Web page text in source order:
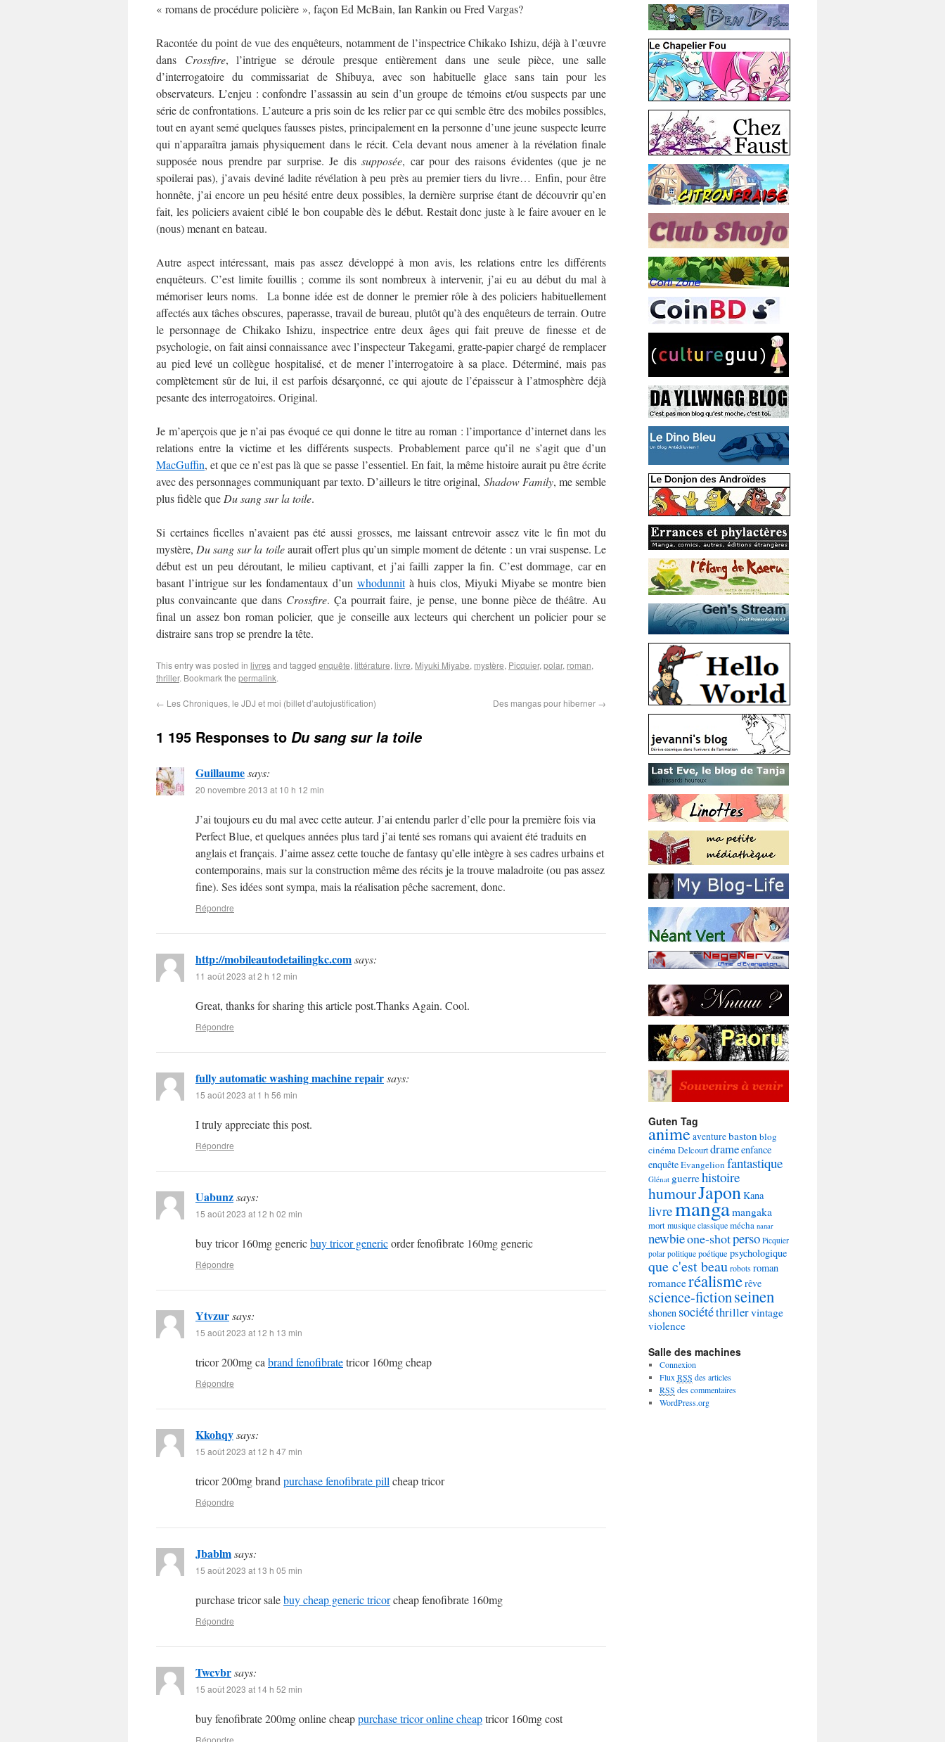
« romans de procédure policière », façon Ed McBain, Ian Rankin ou Fred Vargas?
Racontée du point de vue des enquêteurs, notamment de l’inspectrice Chikako Ishizu, déjà à l’œuvre
dans Crossfire, l’intrigue se déroule presque entièrement dans une seule pièce, une salle
d’interrogatoire du commissariat de Shibuya, avec son habituelle glace sans tain pour les
observateurs. L’enjeu : confondre l’assassin au sein d’un groupe de témoins et/ou suspects par une
série de confrontations. L’auteure a pris soin de les relier par ce qui semble être des mobiles possibles,
tout en ayant semé quelques fausses pistes, principalement en la personne d’une jeune suspecte leurre
qui n’apparaîtra jamais physiquement dans le récit. Cela devant nous amener à la révélation finale
supposée nous prendre par surprise. Je dissupposée, car pour des raisons évidentes (que je ne
spoilerai pas), j’avais deviné ladite révélation à peu près au premier tiers du livre… Enfin, pour être
honnête, j’ai encore un peu hésité entre deux possibles, la dernière surprise étant de découvrir qu’en
fait, les policiers avaient ciblé le bon coupable dès le début. Restait donc juste à le faire avouer en le
(nous) menant en bateau.
Autre aspect intéressant, mais pas assez développé à mon avis, les relations entre les différents
enquêteurs. C’est limite fouillis ; comme ils sont nombreux à intervenir, j’ai eu au début du mal à
mémoriser leurs noms. La bonne idée est de donner le premier rôle à des policiers habituellement
affectés aux tâches obscures, paperasse, travail de bureau, plutôt qu’à des enquêteurs de terrain. Outre
le personnage de Chikako Ishizu, inspectrice entre deux âges qui fait preuve de finesse et de
psychologie, on fait ainsi connaissance avec l’inspecteur Takegami, gratte-papier chargé de remplacer
au pied levé un collègue hospitalisé, et de mener l’interrogatoire à sa place. Déterminé, mais pas
complètement sûr de lui, il est parfois désarçonné, ce qui ajoute de l’épaisseur à l’atmosphère déjà
pesante des interrogatoires. Original.
Je m’aperçois que je n’ai pas évoqué ce qui donne le titre au roman : l’importance d’internet dans les
relations entre la victime et les différents suspects. Probablement parce qu’il ne s’agit que d’un
MacGuffin, et que ce n’est pas là que se passe l’essentiel. En fait, la même histoire aurait pu être écrite
avec des personnages communiquant par texto. D’ailleurs le titre original, Shadow Family, me semble
plus fidèle que Du sang sur la toile.
Si certaines ficelles n’avaient pas été aussi grosses, me laissant entrevoir assez vite le fin mot du
mystère, Du sang sur la toileaurait offert plus qu’un simple moment de détente : un vrai suspense. Le
début est un peu déroutant, le milieu captivant, et j’ai failli zapper la fin. C’est dommage, car en
basant l’intrigue sur les fondamentaux d’un whodunnità huis clos, Miyuki Miyabe se montre bien
plus convaincante que dans Crossfire. Ça pourrait faire, je pense, une bonne pièce de théâtre. Au
final un assez bon roman policier, que je conseille aux lecteurs qui cherchent un policier pour se
distraire sans trop se prendre la tête.
This entry was posted in livresand tagged enquête, littérature, livre, Miyuki Miyabe, mystère, Picquier, polar, roman,
thriller. Bookmark the permalink.
← Les Chroniques, le JDJ et moi (billet d’autojustification) Des mangas pour hiberner →
1 195 Responses to Du sang sur la toile
Guillaumesays:
20 novembre 2013 at 10 h 12 min
J’ai toujours eu du mal avec cette auteur. J’ai entendu parler d’elle pour la première fois via
Perfect Blue, et quelques années plus tard j’ai tenté ses romans qui avaient été traduits en
anglais et français. J’aime assez cette touche de fantasy qu’elle intègre à ses cadres urbains et
contemporains, mais sur la construction même des récits je la trouve maladroite (ou pas assez
fine). Ses idées sont sympa, mais la réalisation pêche sacrement, donc.
Répondre
http://mobileautodetailingkc.comsays:
11 août 2023 at 2 h 12 min
Great, thanks for sharing this article post.Thanks Again. Cool.
Répondre
fully automatic washing machine repairsays:
15 août 2023 at 1 h 56 min
I truly appreciate this post.
Répondre
Uabunzsays:
15 août 2023 at 12 h 02 min
buy tricor 160mg genericbuy tricor genericorder fenofibrate 160mg generic
Répondre
Ytvzursays:
15 août 2023 at 12 h 13 min
tricor 200mg ca brand fenofibratetricor 160mg cheap
Répondre
Kkohqysays:
15 août 2023 at 12 h 47 min
tricor 200mg brand purchase fenofibrate pill cheap tricor
Répondre
Jbablmsays:
15 août 2023 at 13 h 05 min
purchase tricor salebuy cheap generic tricorcheap fenofibrate 160mg
Répondre
Twcvbrsays:
15 août 2023 at 14 h 52 min
buy fenofibrate 200mg online cheappurchase tricor online cheaptricor 160mg cost
Répondre
Guten Tag
animeaventurebaston blog
cinémaDelcourtdrameenfance
enquêteEvangelion fantastique
Glénat guerrehistoire
humourJapon Kana
livremangamangaka
mortmusique classiquemécha nanar
newbieone-shotperso Picquier
polar politique poétique psychologique
que c'est beaurobotsroman
romanceréalismerêve
science-fictionseinen
shonen sociététhrillervintage
violence
Salle des machines
Connexion
Flux RSS des articles
RSS des commentaires
WordPress.org